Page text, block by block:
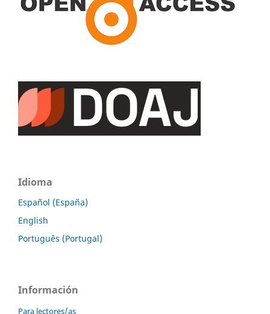
Idioma
Español (España)
English
Português (Portugal)
Información
Para lectores/as